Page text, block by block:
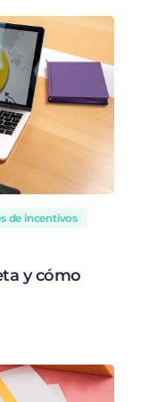
de incentivos
y cómo